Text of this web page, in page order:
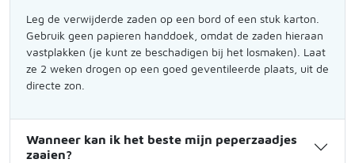
Leg de verwijderde zaden op een bord of een stuk karton.
Gebruik geen papieren handdoek, omdat de zaden hieraan
vastplakken (je kunt ze beschadigen bij het losmaken). Laat
ze 2 weken drogen op een goed geventileerde plaats, uit de
directe zon.
Wanneer kan ik het beste mijn peperzaadjes
zaaien?